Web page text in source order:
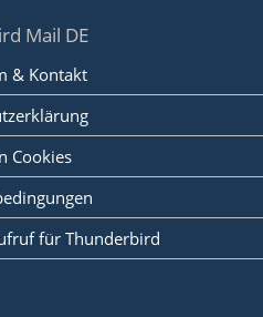
Mail DE
& Kontakt
Cookies
für Thunderbird